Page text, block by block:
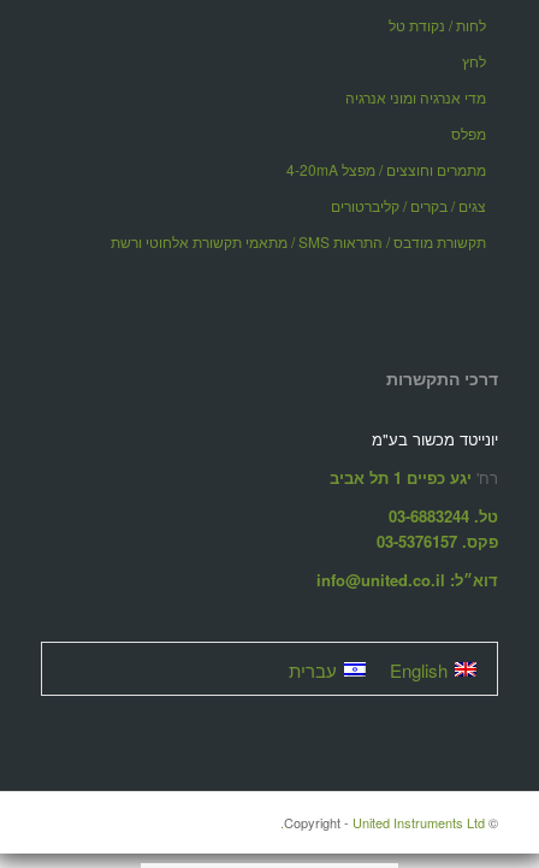
לחות / נקודת טל
לחץ
מדי אנרגיה ומוני אנרגיה
מפלס
מתמרים וחוצצים / מפצל 4-20mA
צגים / בקרים / קליברטורים
תקשורת מודבס / התראות SMS / מתאמי תקשורת אלחוטי ורשת
דרכי התקשרות
יונייטד מכשור בע"מ
רח' יגע כפיים 1 תל אביב
טל. 03-6883244
פקס. 03-5376157
דוא״ל: info@united.co.il
English עברית
© ‫Copyright -
United Instruments Ltd.